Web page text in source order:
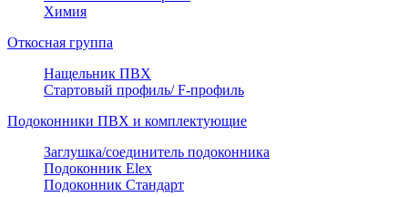
Химия
Откосная группа
Нащельник ПВХ
Стартовый профиль/ F-профиль
Подоконники ПВХ и комплектующие
Заглушка/соединитель подоконника
Подоконник Elex
Подоконник Стандарт